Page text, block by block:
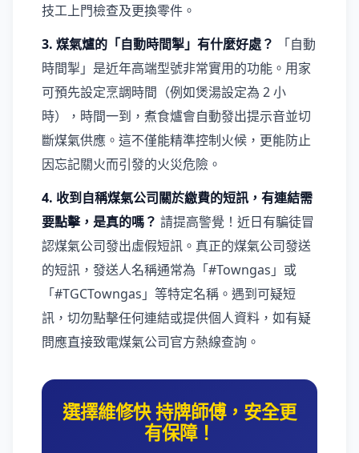
技工上門檢查及更換零件。
3. 煤氣爐的「自動時間掣」有什麼好處？
「自動
時間掣」是近年高端型號非常實用的功能。用家
可預先設定烹調時間（例如煲湯設定為 2 小
時），時間一到，煮食爐會自動發出提示音並切
斷煤氣供應。這不僅能精準控制火候，更能防止
因忘記關火而引發的火災危險。
4. 收到自稱煤氣公司關於繳費的短訊，有連結需
要點擊，是真的嗎？ 請提高警覺！近日有騙徒冒
認煤氣公司發出虛假短訊。真正的煤氣公司發送
的短訊，發送人名稱通常為「#Towngas」或
「#TGCTowngas」等特定名稱。遇到可疑短
訊，切勿點擊任何連結或提供個人資料，如有疑
問應直接致電煤氣公司官方熱線查詢。
選擇維修快 持牌師傅，安全更
有保障！